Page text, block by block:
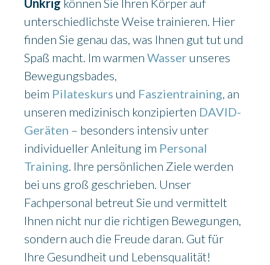
Unkrig können Sie Ihren Körper auf
unterschiedlichste Weise trainieren. Hier
finden Sie genau das, was Ihnen gut tut und
Spaß macht. Im warmen Wasser unseres
Bewegungsbades,
beim Pilateskurs und Faszientraining, an
unseren medizinisch konzipierten DAVID-
Geräten – besonders intensiv unter
individueller Anleitung im Personal
Training. Ihre persönlichen Ziele werden
bei uns groß geschrieben. Unser
Fachpersonal betreut Sie und vermittelt
Ihnen nicht nur die richtigen Bewegungen,
sondern auch die Freude daran. Gut für
Ihre Gesundheit und Lebensqualität!